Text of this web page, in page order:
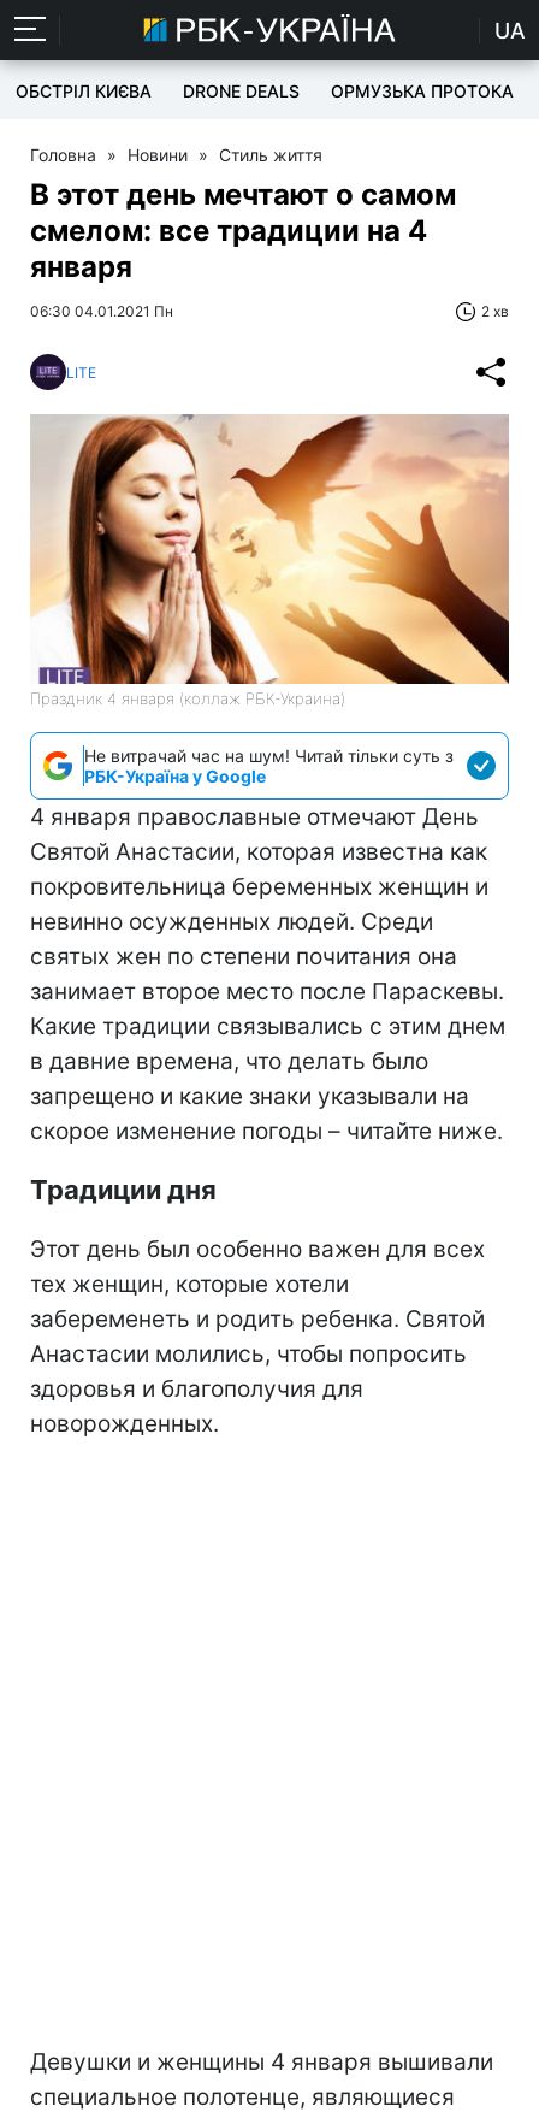
UA
ОБСТРІЛ КИЄВА DRONE DEALS ОРМУЗЬКА ПРОТОКА
Головна » Новини » Стиль життя
В этот день мечтают о самом
смелом: все традиции на 4
января
06:30 04.01.2021 Пн 2 хв
LITE
Праздник 4 января (коллаж РБК-Украина)
Не витрачай час на шум! Читай тільки суть з
РБК-Україна у Google
4 января православные отмечают День
Святой Анастасии, которая известна как
покровительница беременных женщин и
невинно осужденных людей. Среди
святых жен по степени почитания она
занимает второе место после Параскевы.
Какие традиции связывались с этим днем
в давние времена, что делать было
запрещено и какие знаки указывали на
скорое изменение погоды – читайте ниже.
Традиции дня
Этот день был особенно важен для всех
тех женщин, которые хотели
забеременеть и родить ребенка. Святой
Анастасии молились, чтобы попросить
здоровья и благополучия для
новорожденных.
Девушки и женщины 4 января вышивали
специальное полотенце, являющиеся